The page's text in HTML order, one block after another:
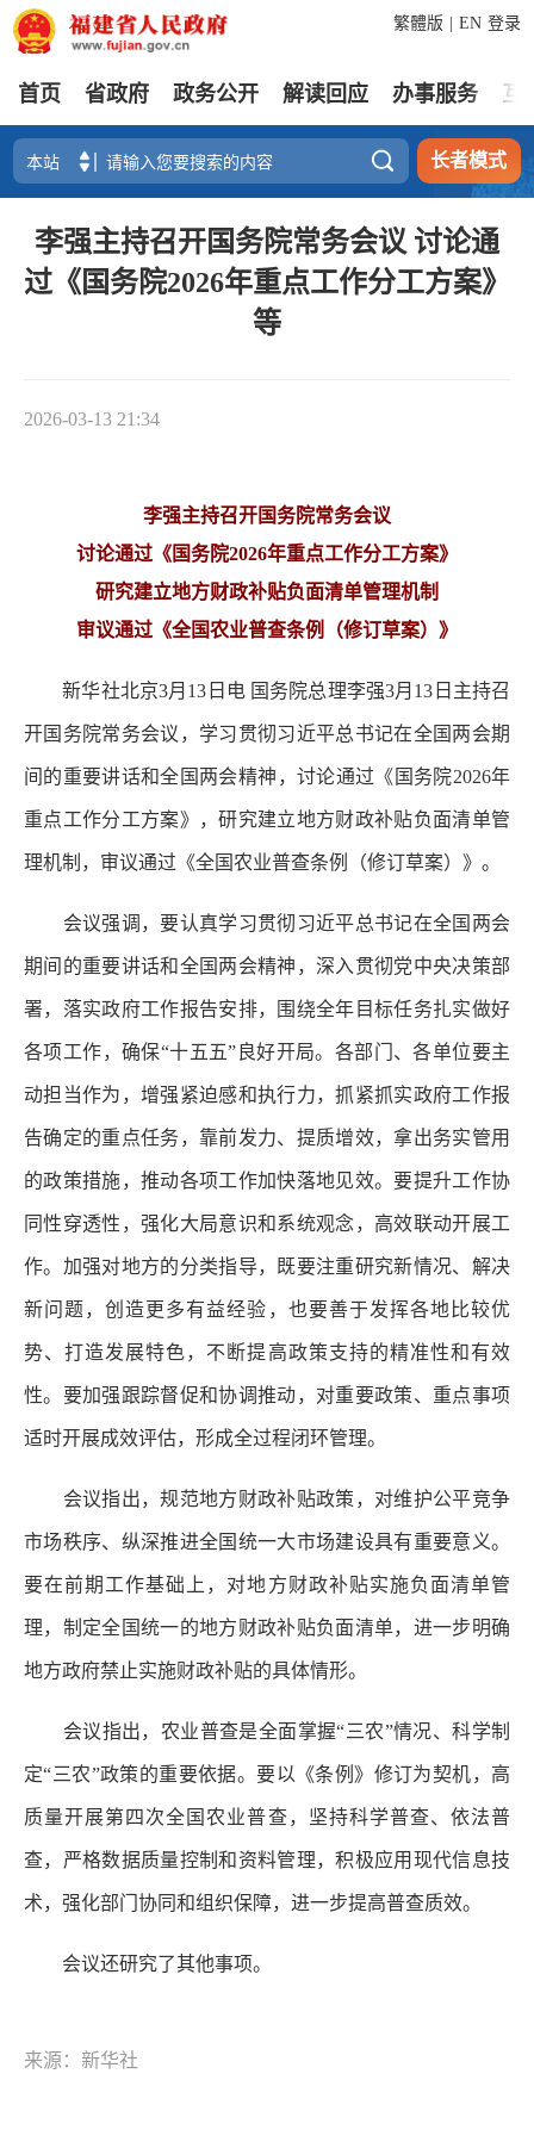
登录
繁體版 EN
首页 省政府 政务公开 解读回应 办事服务 互
 长者模式
李强主持召开国务院常务会议 讨论通
过《国务院2026年重点工作分工方案》
等
2026-03-13 21:34
李强主持召开国务院常务会议
讨论通过《国务院2026年重点工作分工方案》
研究建立地方财政补贴负面清单管理机制
审议通过《全国农业普查条例（修订草案）》
新华社北京3月13日电 国务院总理李强3月13日主持召
开国务院常务会议，学习贯彻习近平总书记在全国两会期
间的重要讲话和全国两会精神，讨论通过《国务院2026年
重点工作分工方案》，研究建立地方财政补贴负面清单管
理机制，审议通过《全国农业普查条例（修订草案）》。
会议强调，要认真学习贯彻习近平总书记在全国两会
期间的重要讲话和全国两会精神，深入贯彻党中央决策部
署，落实政府工作报告安排，围绕全年目标任务扎实做好
各项工作，确保“十五五”良好开局。各部门、各单位要主
动担当作为，增强紧迫感和执行力，抓紧抓实政府工作报
告确定的重点任务，靠前发力、提质增效，拿出务实管用
的政策措施，推动各项工作加快落地见效。要提升工作协
同性穿透性，强化大局意识和系统观念，高效联动开展工
作。加强对地方的分类指导，既要注重研究新情况、解决
新问题，创造更多有益经验，也要善于发挥各地比较优
势、打造发展特色，不断提高政策支持的精准性和有效
性。要加强跟踪督促和协调推动，对重要政策、重点事项
适时开展成效评估，形成全过程闭环管理。
会议指出，规范地方财政补贴政策，对维护公平竞争
市场秩序、纵深推进全国统一大市场建设具有重要意义。
要在前期工作基础上，对地方财政补贴实施负面清单管
理，制定全国统一的地方财政补贴负面清单，进一步明确
地方政府禁止实施财政补贴的具体情形。
会议指出，农业普查是全面掌握“三农”情况、科学制
定“三农”政策的重要依据。要以《条例》修订为契机，高
质量开展第四次全国农业普查，坚持科学普查、依法普
查，严格数据质量控制和资料管理，积极应用现代信息技
术，强化部门协同和组织保障，进一步提高普查质效。
会议还研究了其他事项。
来源：新华社